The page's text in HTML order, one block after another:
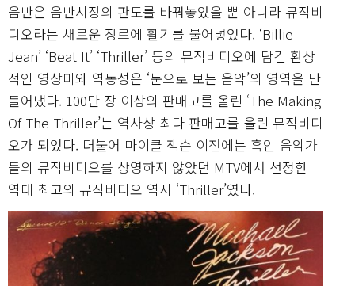
음반은 음반시장의 판도를 바꿔놓았을 뿐 아니라 뮤직비
디오라는 새로운 장르에 활기를 불어넣었다. ‘Billie
Jean’ ‘Beat It’ ‘Thriller’ 등의 뮤직비디오에 담긴 환상
적인 영상미와 역동성은 ‘눈으로 보는 음악’의 영역을 만
들어냈다. 100만 장 이상의 판매고를 올린 ‘The Making
Of The Thriller’는 역사상 최다 판매고를 올린 뮤직비디
오가 되었다. 더불어 마이클 잭슨 이전에는 흑인 음악가
들의 뮤직비디오를 상영하지 않았던 MTV에서 선정한
역대 최고의 뮤직비디오 역시 ‘Thriller’였다.